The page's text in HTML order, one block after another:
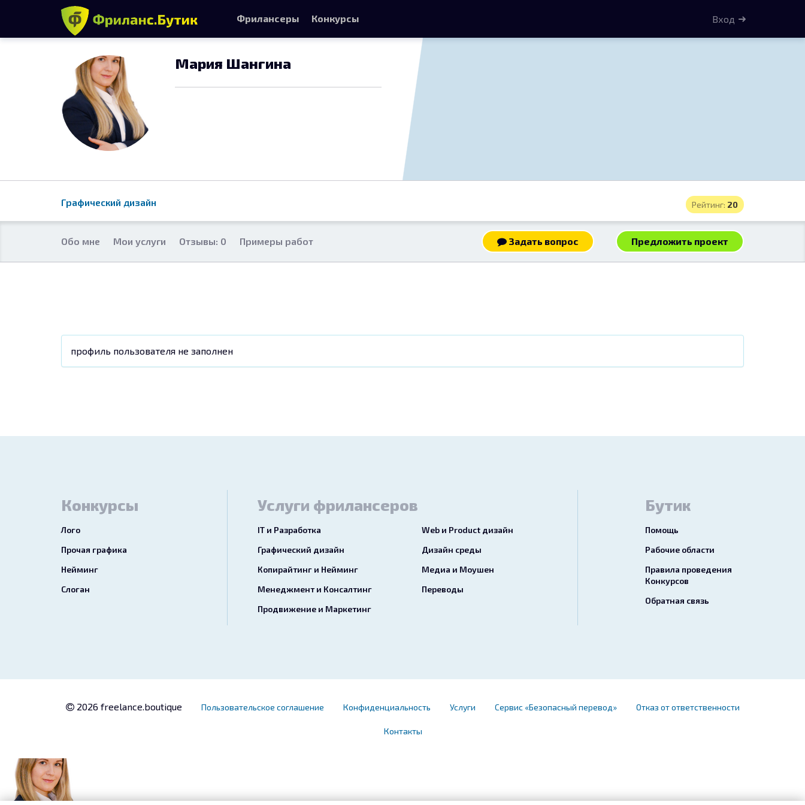
Мария Шангина
Рейтинг: 20
Графический дизайн
Обо мне Мои услуги Отзывы: 0 Примеры работ Задать вопрос Предложить проект
профиль пользователя не заполнен
Фрилансеры Конкурсы Вход
Конкурсы
Лого
Прочая графика
Нейминг
Слоган
Услуги фрилансеров
IT и Разработка
Web и Product дизайн
Графический дизайн
Дизайн среды
Копирайтинг и Нейминг
Медиа и Моушен
Менеджмент и Консалтинг
Переводы
Продвижение и Маркетинг
Бутик
Помощь
Рабочие области
Правила проведения
Конкурсов
Обратная связь
2026 freelance.boutique Пользовательское соглашение Конфиденциальность Услуги Сервис «Безопасный перевод» Отказ от ответственности
Контакты